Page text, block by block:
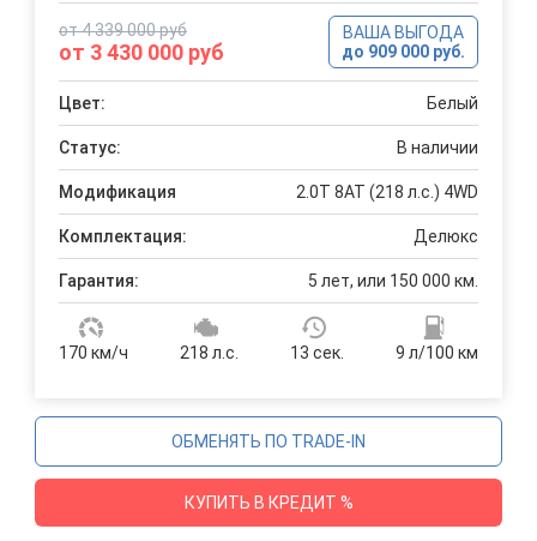
от 4 339 000 руб
от 3 430 000 руб
ВАША ВЫГОДА
до 909 000 руб.
Цвет: Белый
Статус: В наличии
Модификация 2.0T 8AT (218 л.с.) 4WD
Комплектация: Делюкс
Гарантия: 5 лет, или 150 000 км.
170 км/ч 218 л.с. 13 сек. 9 л/100 км
КУПИТЬ В КРЕДИТ %
ОБМЕНЯТЬ ПО TRADE-IN